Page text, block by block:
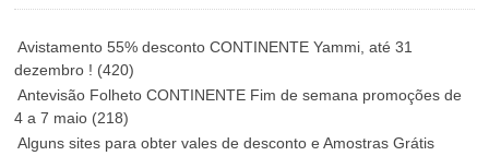
Avistamento 55% desconto CONTINENTE Yammi, até 31
dezembro ! (420)
Antevisão Folheto CONTINENTE Fim de semana promoções de
4 a 7 maio (218)
Alguns sites para obter vales de desconto e Amostras Grátis